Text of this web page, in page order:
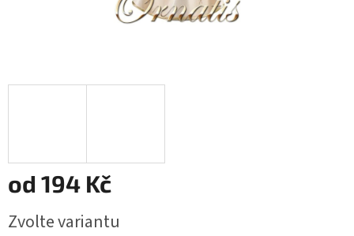
od 194 Kč
cena:
Zvolte variantu